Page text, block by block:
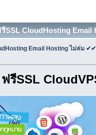
SSL CloudHosting
Email Hosting ไม่ล่ม ✔✔
รีSSL